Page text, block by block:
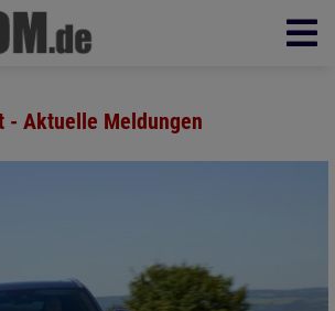
- Aktuelle Meldungen